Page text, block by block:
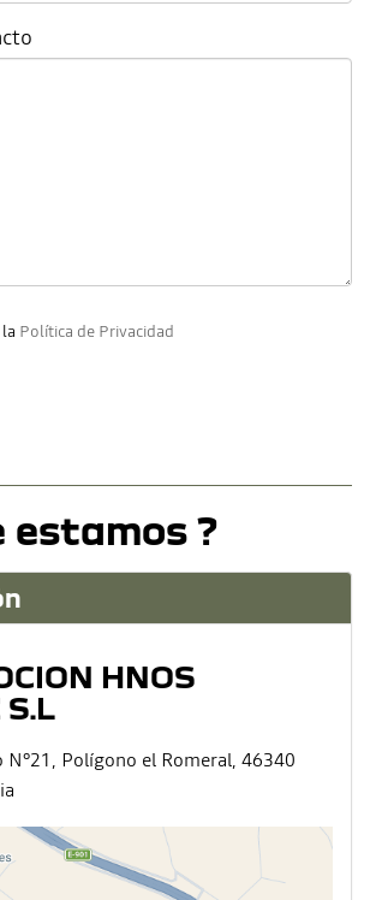
Política de Privacidad
estamos ?
HNOS
S.L
N°21, Polígono el Romeral, 46340